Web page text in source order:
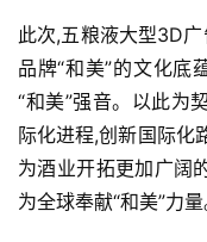
此次,五粮液大型3D
品牌“和美”的文化底
“和美”强音。以此为
际化进程,创新国际化
为酒业开拓更加广阔
为全球奉献“和美”力